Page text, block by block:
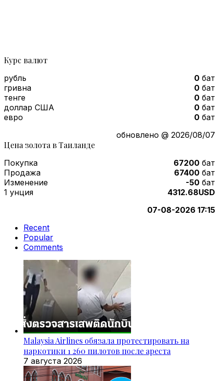
Курс валют
рубль 0 бат
гривна
0 бат
тенге
0 бат
доллар США
0 бат
евро
0 бат
обновлено @ 2026/08/07
Цена золота в Таиланде
Покупка 67200 бат
Продажа
67400 бат
Изменение
-50 бат
1 унция
4312.68USD
07-08-2026 17:15
Recent
Popular
Comments
Malaysia Airlines обязала протестировать на
наркотики 1 260 пилотов после ареста
7 августа 2026